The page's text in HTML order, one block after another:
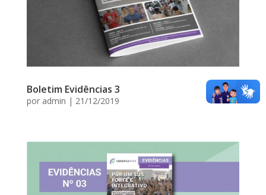
Boletim Evidências 3
por admin | 21/12/2019